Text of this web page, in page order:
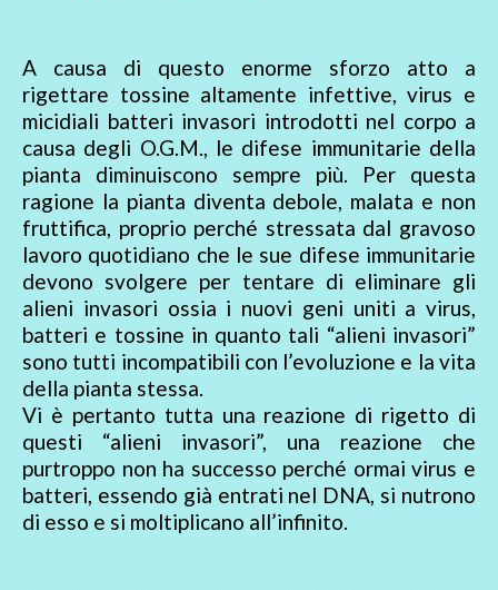
A causa di questo enorme sforzo atto a
rigettare tossine altamente infettive, virus e
micidiali batteri invasori introdotti nel corpo a
causa degli O.G.M., le difese immunitarie della
pianta diminuiscono sempre più. Per questa
ragione la pianta diventa debole, malata e non
fruttifica, proprio perché stressata dal gravoso
lavoro quotidiano che le sue difese immunitarie
devono svolgere per tentare di eliminare gli
alieni invasori ossia i nuovi geni uniti a virus,
batteri e tossine in quanto tali “alieni invasori”
sono tutti incompatibili con l’evoluzione e la vita
della pianta stessa.
Vi è pertanto tutta una reazione di rigetto di
questi “alieni invasori”, una reazione che
purtroppo non ha successo perché ormai virus e
batteri, essendo già entrati nel DNA, si nutrono
di esso e si moltiplicano all’infinito.